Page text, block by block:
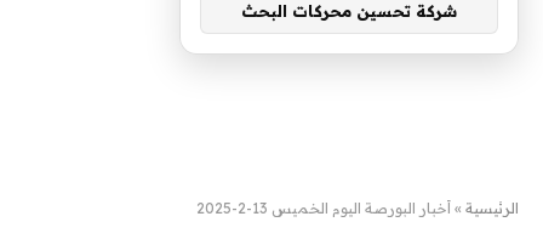
الرئيسية » أخبار البورصة اليوم الخميس 13-2-2025
شركة تحسين محركات البحث